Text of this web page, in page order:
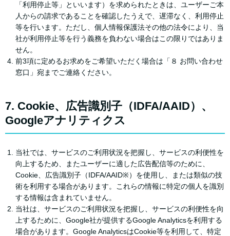
「利用停止等」といいます）を求められたときは、ユーザーご本
人からの請求であることを確認したうえで、遅滞なく、利用停止
等を行います。ただし、個人情報保護法その他の法令により、当
社が利用停止等を行う義務を負わない場合はこの限りではありま
せん。
前3項に定めるお求めをご希望いただく場合は「８ お問い合わせ
窓口」宛までご連絡ください。
7. Cookie、広告識別子（IDFA/AAID）、
Googleアナリティクス
当社では、サービスのご利用状況を把握し、サービスの利便性を
向上するため、またユーザーに適した広告配信等のために、
Cookie、広告識別子（IDFA/AAID※）を使用し、または類似の技
術を利用する場合があります。これらの情報に特定の個人を識別
する情報は含まれていません。
当社は、サービスのご利用状況を把握し、サービスの利便性を向
上するために、Google社が提供するGoogle Analyticsを利用する
場合があります。Google AnalyticsはCookie等を利用して、特定